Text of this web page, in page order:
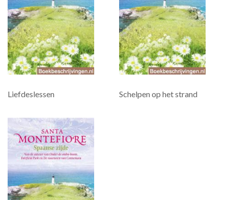
Liefdeslessen Schelpen op het strand